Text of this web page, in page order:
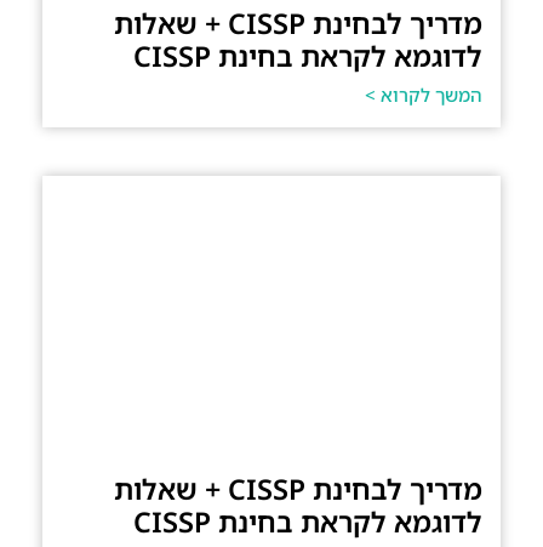
מדריך לבחינת CISSP + שאלות
לדוגמא לקראת בחינת CISSP
המשך לקרוא >
מדריך לבחינת CISSP + שאלות
לדוגמא לקראת בחינת CISSP